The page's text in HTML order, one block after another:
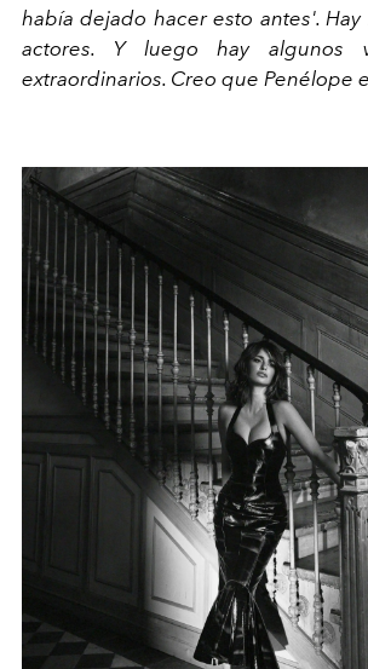
había dejado hacer esto antes'.
actores. Y luego hay algunos
extraordinarios. Creo que Penélope